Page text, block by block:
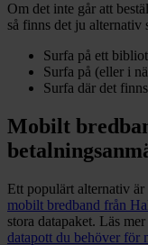
Om det inte går att
så finns det ju alternativ
Surfa på ett
Surfa på (eller i
Surfa där det
Mobilt
Ett populärt alternativ
mobilt bredband från
stora datapaket. Läs
datapott du behöver för